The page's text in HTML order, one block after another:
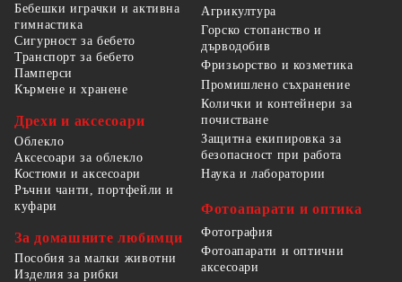
Бебешки играчки и активна
гимнастика
Сигурност за бебето
Транспорт за бебето
Памперси
Кърмене и хранене
Дрехи и аксесоари
Облекло
Аксесоари за облекло
Костюми и аксесоари
Ръчни чанти, портфейли и
куфари
За домашните любимци
Пособия за малки животни
Изделия за рибки
Агрикултура
Горско стопанство и
дърводобив
Фризьорство и козметика
Промишлено съхранение
Колички и контейнери за
почистване
Защитна екипировка за
безопасност при работа
Наука и лаборатории
Фотоапарати и оптика
Фотография
Фотоапарати и оптични
аксесоари